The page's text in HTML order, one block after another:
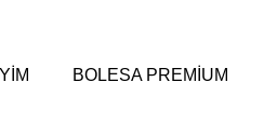
BOLESA PREMİUM